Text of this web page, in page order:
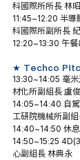
科國際所所長 林
11:45~12:20 半
科國際所副所長
12:20~13:30 午餐
★ Techco
13:30~14:05 毫
材化所副組長 盧
14:05~14:40 自
工研院機械所副
14:40~14:50 休
14:50~15:25
心副組長 林典永